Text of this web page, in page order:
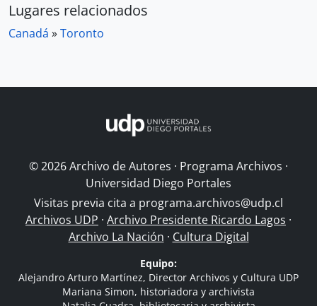
Lugares relacionados
Canadá »Toronto
© 2026 Archivo de Autores · Programa Archivos ·
Universidad Diego Portales
Visitas previa cita a programa.archivos@udp.cl
Archivos UDP · Archivo Presidente Ricardo Lagos ·
Archivo La Nación · Cultura Digital
Equipo:
Alejandro Arturo Martínez, Director Archivos y Cultura UDP
Mariana Simon, historiadora y archivista